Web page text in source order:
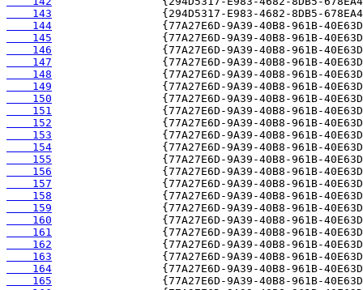
    143
    144
    145
    146
    147
    148
    149
    150
    151
    152
    153
    154
    155
    156
    157
    158
    159
    160
    161
    162
    163
    164
    165